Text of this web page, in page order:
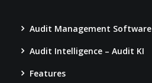
Audit Management Software
Audit Intelligence – Audit KI
Features